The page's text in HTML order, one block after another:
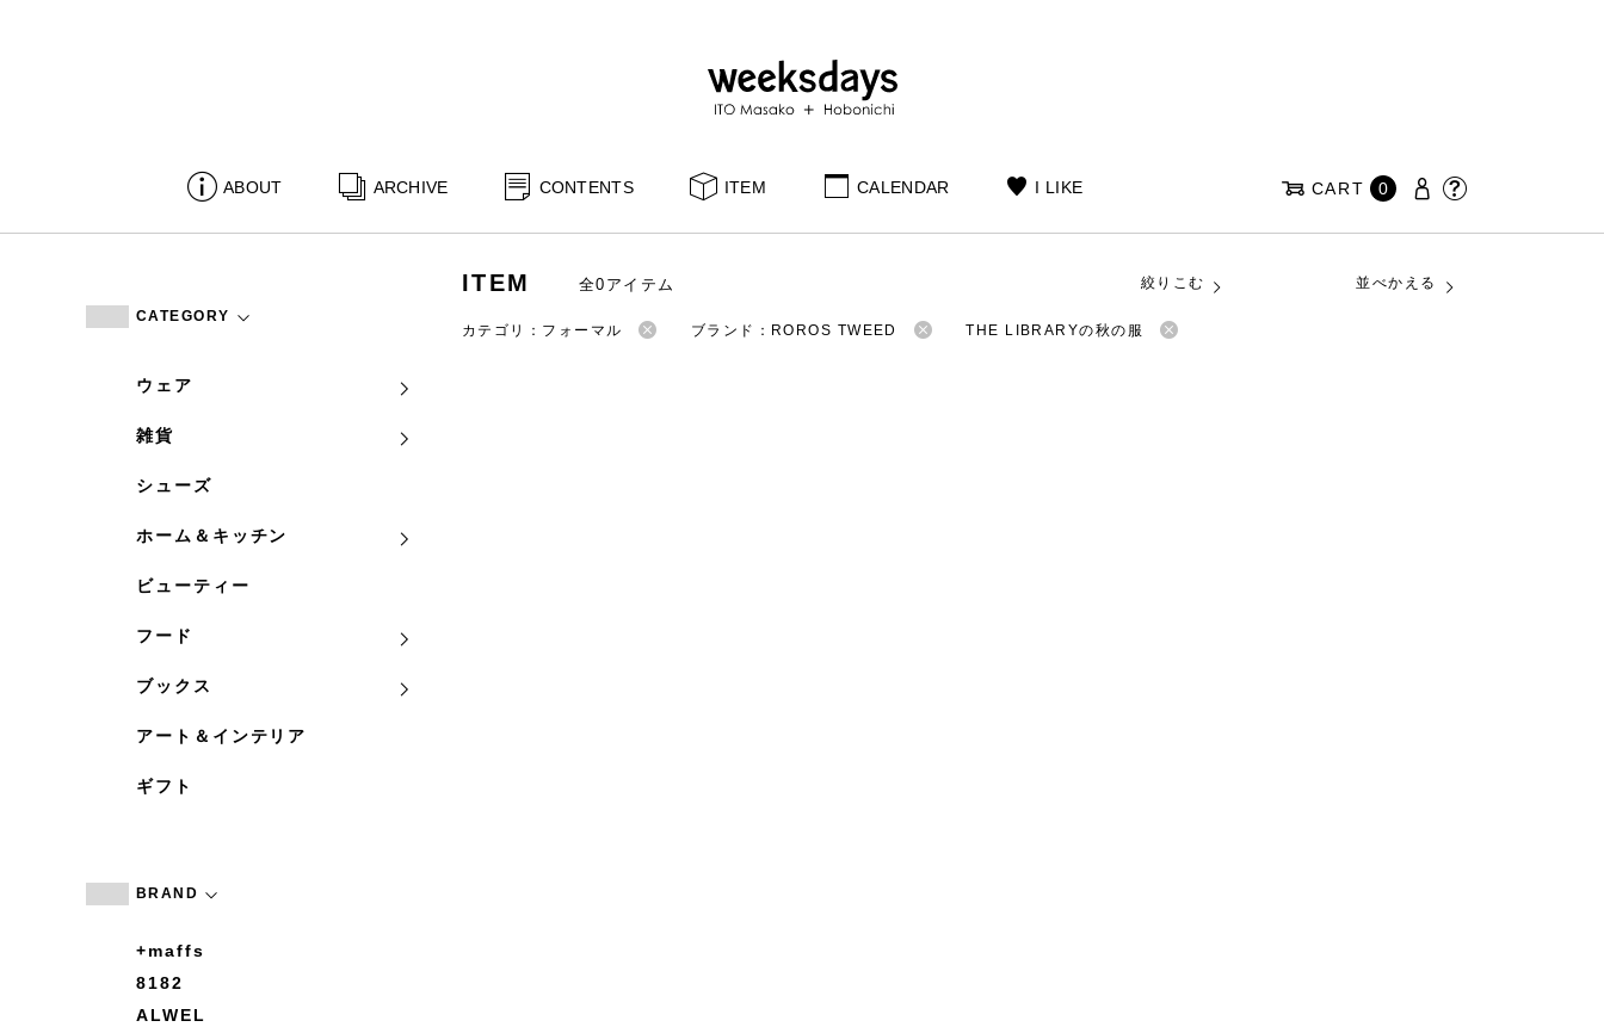
ABOUT ARCHIVE CONTENTS ITEM CALENDAR I LIKE CART 0
CATEGORY
ウェア
雑貨
シューズ
ホーム＆キッチン
ビューティー
フード
ブックス
アート＆インテリア
ギフト
BRAND
+maffs
8182
ALWEL
ITEM 全0アイテム 絞りこむ 並べかえる
カテゴリ：フォーマル ブランド：ROROS TWEED THE LIBRARYの秋の服